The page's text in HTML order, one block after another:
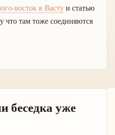
восток в Вастуи статью
что там тоже соединяются
беседка уже